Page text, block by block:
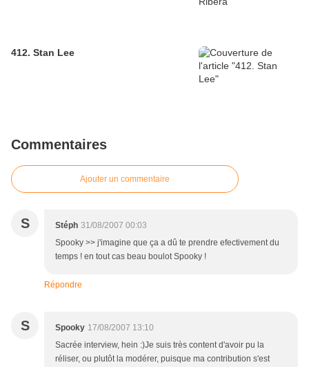
412. Stan Lee
Commentaires
Ajouter un commentaire
S Stéph 31/08/2007 00:03
Spooky >> j'imagine que ça a dû te prendre efectivement du
temps ! en tout cas beau boulot Spooky !
Répondre
S Spooky 17/08/2007 13:10
Sacrée interview, hein :)Je suis très content d'avoir pu la
réliser, ou plutôt la modérer, puisque ma contribution s'est